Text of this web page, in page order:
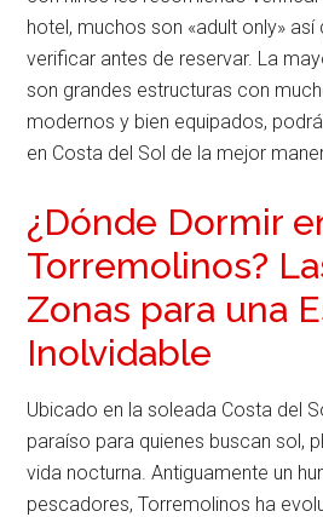
hotel, muchos son «adult only»
verificar antes de reservar. La
son grandes estructuras con
modernos y bien equipados,
en Costa del Sol de la mejor
¿Dónde Dormir
Torremolinos?
Zonas para una
Inolvidable
Ubicado en la soleada Costa del
paraíso para quienes buscan sol,
vida nocturna. Antiguamente un
pescadores, Torremolinos ha